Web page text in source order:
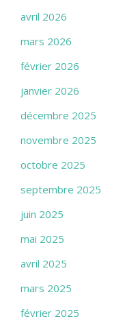
avril 2026
mars 2026
février 2026
janvier 2026
décembre 2025
novembre 2025
octobre 2025
septembre 2025
juin 2025
mai 2025
avril 2025
mars 2025
février 2025